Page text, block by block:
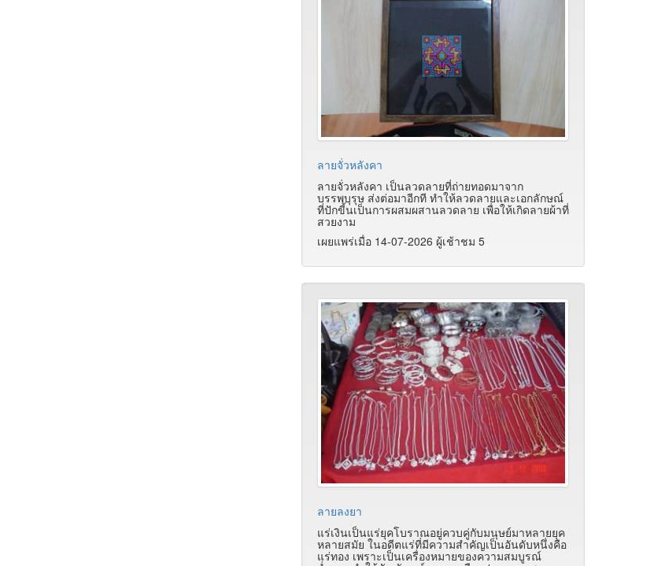
ลายจั่วหลังคา
ลายจั่วหลังคา เป็นลวดลายที่ถ่ายทอดมาจาก
บรรพบุรุษ ส่งต่อมาอีกที ทำให้ลวดลายและเอกลักษณ์
ที่ปักขี้นเป็นการผสมผสานลวดลาย เพื่อให้เกิดลายผ้าที่
สวยงาม
เผยแพร่เมื่อ 14-07-2026 ผู้เช้าชม 5
ลายลงยา
แร่เงินเป็นแร่ยุคโบราณอยู่ควบคู่กับมนุษย์มาหลายยุค
หลายสมัย ในอดีตแร่ที่มีความสำคัญเป็นอันดับหนึ่งคือ
แร่ทอง เพราะเป็นเครื่องหมายของความสมบูรณ์